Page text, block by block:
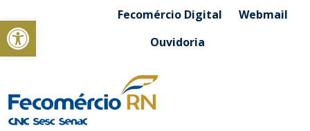
Abrir a barra de ferramentasFecomércio Digital
Webmail
Ouvidoria